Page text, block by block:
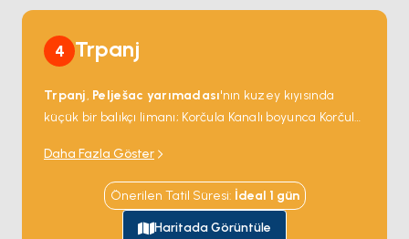
4 Trpanj
Trpanj, Pelješac yarımadası'nın kuzey kıyısında
küçük bir balıkçı limanı; Korčula Kanalı boyunca Korčula
restoranı ve tepede 14. yüzyıldan kalma bir Venedik
kalesinin yıkık duvarlarını barındırıyor. Köyün
arkasındaki Pelješac yarımadası deniz üzerinde dik
güneye bakan bağlardan ünlüDingačve
Daha Fazla Göster
Önerilen Tatil Süresi: İdeal 1 gün
Haritada Görüntüle